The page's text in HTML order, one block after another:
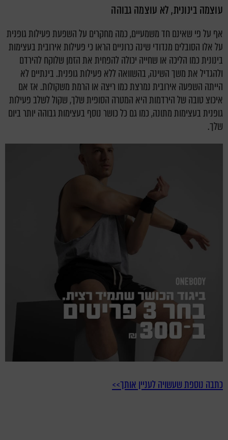
עוצמה בינונית, לא עוצמה גבוהה
אף על פי שאינם חד משמעיים, כמה מחקרים על השפעת פעילות גופנית
על אלו הסובלים מנדודי שינה כרוניים הראו כי פעילות אירובית בעצימות
בינונית כמו הליכה או שחייה יכולה להפחית את הזמן שלוקח להירדם
ולהגדיל את משך השינה, בהשוואה ללא פעילות גופנית. בינתיים לא
הייתה השפעה אירובית נמרצת כמו ריצה או הרמת משקולות. אז אם
איכוצ טובה של הירדמות היא המטרה הסופית שלך, שקול לשלב פעילות
גופנית בעצימות מתונה, כמו גם כל כושר נוסף בעצימות גבוהה יותר ביום
שלך.
כתבה נוספת שעשויה לעניין אותך>>